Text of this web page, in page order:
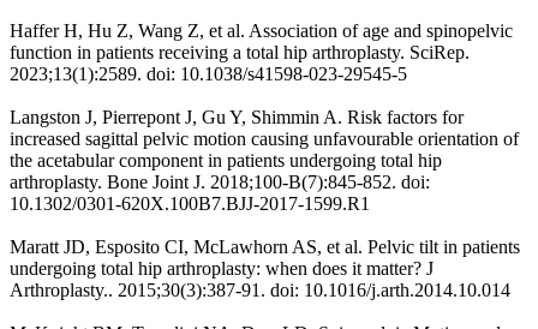
Haffer H, Hu Z, Wang Z, et al. Association of age and spinopelvic
function in patients receiving a total hip arthroplasty. SciRep.
2023;13(1):2589. doi: 10.1038/s41598-023-29545-5
Langston J, Pierrepont J, Gu Y, Shimmin A. Risk factors for
increased sagittal pelvic motion causing unfavourable orientation of
the acetabular component in patients undergoing total hip
arthroplasty. Bone Joint J. 2018;100-B(7):845-852. doi:
10.1302/0301-620X.100B7.BJJ-2017-1599.R1
Maratt JD, Esposito CI, McLawhorn AS, et al. Pelvic tilt in patients
undergoing total hip arthroplasty: when does it matter? J
Arthroplasty.. 2015;30(3):387-91. doi: 10.1016/j.arth.2014.10.014